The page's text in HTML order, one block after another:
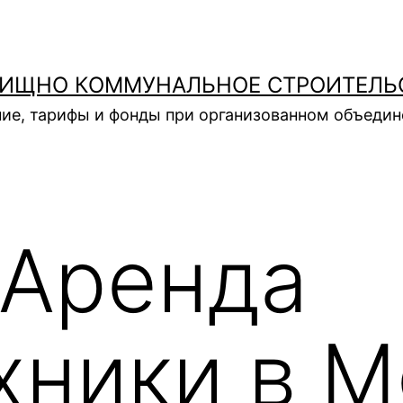
КОММУНАЛЬНОЕ
тарифы и фонды при организованном
Аренда
в